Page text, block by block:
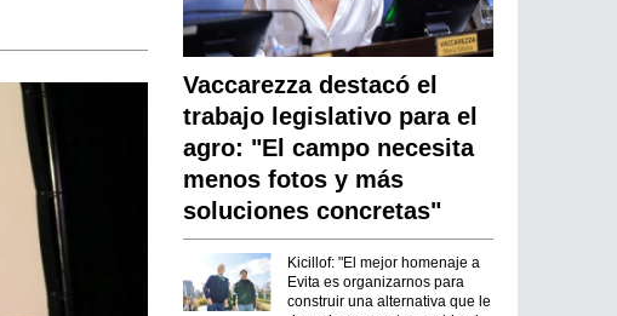
Vaccarezza destacó el
trabajo legislativo para el
agro: "El campo necesita
menos fotos y más
soluciones concretas"
Kicillof: "El mejor homenaje a
Evita es organizarnos para
construir una alternativa que le